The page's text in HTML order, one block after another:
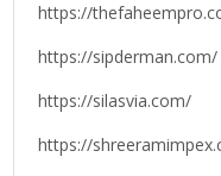
https://
https://sipderman.com/
https://silasvia.com/
https://